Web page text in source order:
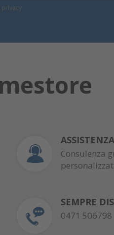
privacy
ASSISTENZA
Consulenza
SEMPRE
0471 506798